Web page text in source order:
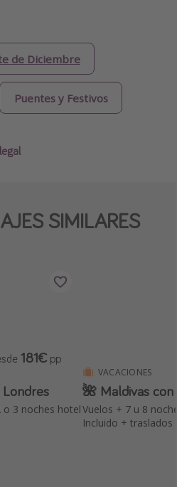
de Diciembre
Puentes y Festivos
SIMILARES
Londres
o 3 noches hotel
181€ pp
VACACIONES
🌺 Maldivas
Vuelos + 7 u 8
Incluido + traslados